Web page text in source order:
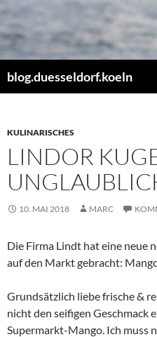
Zum
Inhalt
springen
blog.duesseldorf.koeln
KULINARISCHES
LINDOR
10. MAI 2018 MARC
Die Firma Lindt hat eine neue
auf den Markt gebracht:
Grundsätzlich liebe frische &
nicht den seifigen Geschmack
Supermarkt-Mango. Ich muss